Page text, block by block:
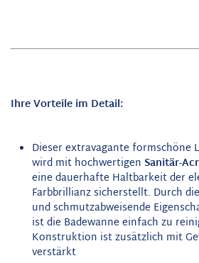
Ihre Vorteile im Detail:
Dieser extravagante formschöne
wird mit hochwertigen Sanitär-
eine dauerhafte Haltbarkeit der
Farbbrillianz sicherstellt. Durch
und schmutzabweisende
ist die Badewanne einfach zu
Konstruktion ist zusätzlich mit
verstärkt